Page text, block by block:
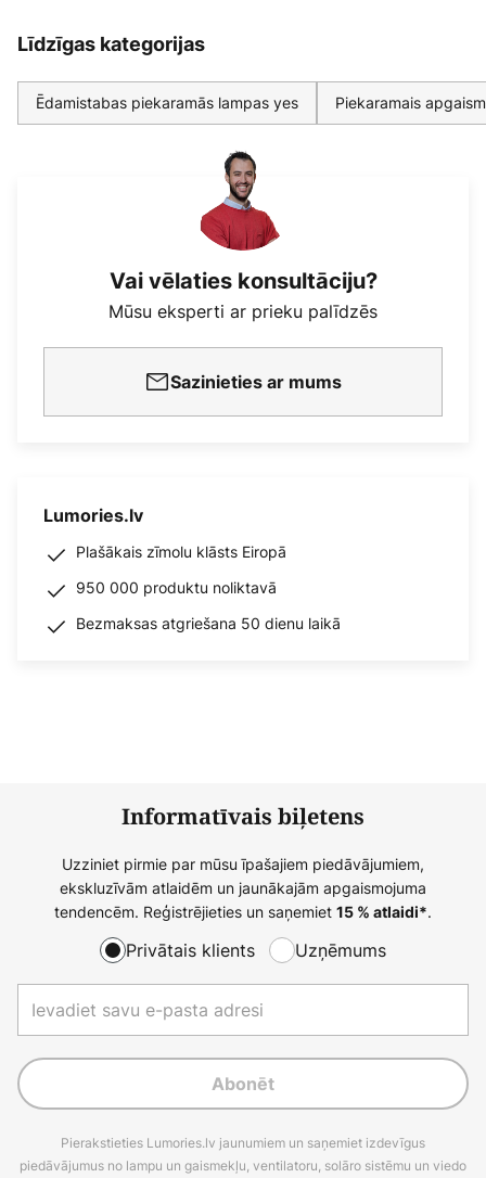
Līdzīgas kategorijas
Ēdamistabas piekaramās lampas yes Piekaramais
Vai vēlaties konsultāciju?
Mūsu eksperti ar prieku palīdzēs
Sazinieties ar mums
Lumories.lv
Plašākais zīmolu klāsts Eiropā
950 000 produktu noliktavā
Bezmaksas atgriešana 50 dienu laikā
Informatīvais biļetens
Uzziniet pirmie par mūsu īpašajiem piedāvājumiem,
ekskluzīvām atlaidēm un jaunākajām apgaismojuma
tendencēm. Reģistrējieties un saņemiet 15 % atlaidi*.
Privātais klients Uzņēmums
Abonēt
Pierakstieties Lumories.lv jaunumiem un saņemiet izdevīgus
piedāvājumus no lampu un gaismekļu, ventilatoru, solāro sistēmu un viedo